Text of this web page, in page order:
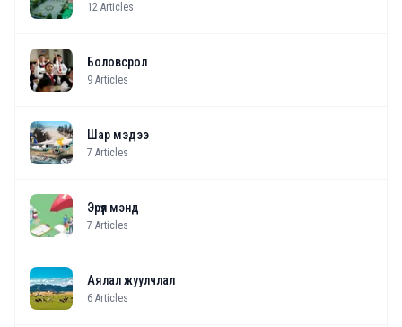
12 Articles
Боловсрол
9 Articles
Шар мэдээ
7 Articles
Эрүүл мэнд
7 Articles
Аялал жуулчлал
6 Articles